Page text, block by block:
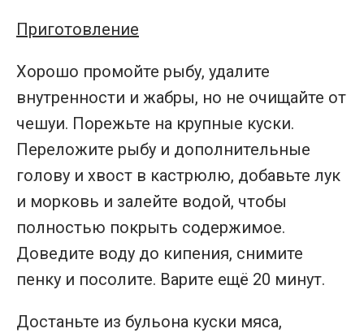
Приготовление
Хорошо промойте рыбу, удалите
внутренности и жабры, но не очищайте от
чешуи. Порежьте на крупные куски.
Переложите рыбу и дополнительные
голову и хвост в кастрюлю, добавьте лук
и морковь и залейте водой, чтобы
полностью покрыть содержимое.
Доведите воду до кипения, снимите
пенку и посолите. Варите ещё 20 минут.
Достаньте из бульона куски мяса,